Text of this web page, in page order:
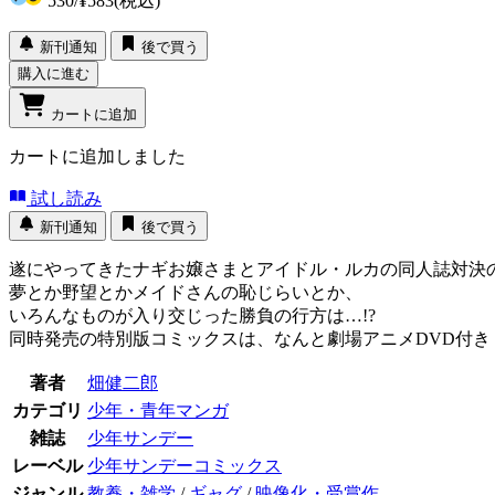
新刊通知
後で買う
購入に進む
カートに追加
カートに追加しました
試し読み
新刊通知 後で買う
遂にやってきたナギお嬢さまとアイドル・ルカの同人誌対決
夢とか野望とかメイドさんの恥じらいとか、
いろんなものが入り交じった勝負の行方は…!?
同時発売の特別版コミックスは、なんと劇場アニメDVD付き
著者
畑健二郎
カテゴリ 少年・青年マンガ
雑誌
少年サンデー
レーベル 少年サンデーコミックス